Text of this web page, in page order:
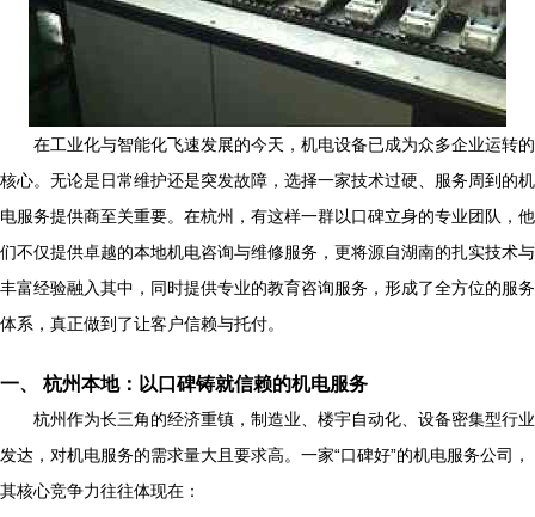
在工业化与智能化飞速发展的今天，机电设备已成为众多企业运转的
核心。无论是日常维护还是突发故障，选择一家技术过硬、服务周到的机
电服务提供商至关重要。在杭州，有这样一群以口碑立身的专业团队，他
们不仅提供卓越的本地机电咨询与维修服务，更将源自湖南的扎实技术与
丰富经验融入其中，同时提供专业的教育咨询服务，形成了全方位的服务
体系，真正做到了让客户信赖与托付。
一、 杭州本地：以口碑铸就信赖的机电服务
杭州作为长三角的经济重镇，制造业、楼宇自动化、设备密集型行业
发达，对机电服务的需求量大且要求高。一家“口碑好”的机电服务公司，
其核心竞争力往往体现在：